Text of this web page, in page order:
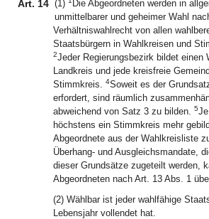
Art. 14 (1)
Die Abgeordneten werden in
unmittelbarer und geheimer Wahl
Verhältniswahlrecht von allen
Staatsbürgern in Wahlkreisen und
2Jeder Regierungsbezirk bildet einen
Landkreis und jede kreisfreie
Stimmkreis. 4Soweit es der
erfordert, sind räumlich
abweichend von Satz 3 zu bilden. 5
höchstens ein Stimmkreis mehr
Abgeordnete aus der Wahlkreisliste
Überhang- und Ausgleichsmandate,
dieser Grundsätze zugeteilt werden,
Abgeordneten nach Art. 13 Abs. 1
(2) Wählbar ist jeder wahlfähige
Lebensjahr vollendet hat.